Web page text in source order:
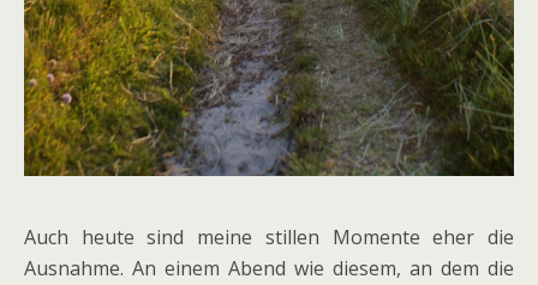
Auch heute sind meine stillen Momente eher die
Ausnahme. An einem Abend wie diesem, an dem die